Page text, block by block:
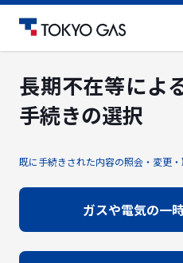
長期不在等によ
手続きの選択
既に手続きされた内容の照会・変更
ガスや電気の一